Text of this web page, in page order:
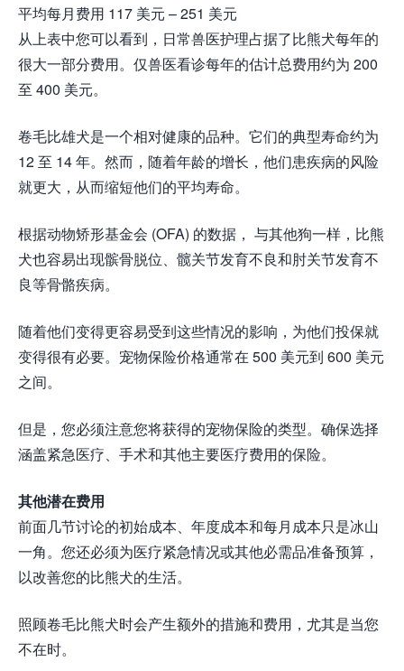
平均每月费用 117 美元 – 251 美元
从上表中您可以看到，日常兽医护理占据了比熊犬每年的
很大一部分费用。仅兽医看诊每年的估计总费用约为 200
至 400 美元。
卷毛比雄犬是一个相对健康的品种。它们的典型寿命约为
12 至 14 年。然而，随着年龄的增长，他们患疾病的风险
就更大，从而缩短他们的平均寿命。
根据动物矫形基金会 (OFA) 的数据， 与其他狗一样，比熊
犬也容易出现髌骨脱位、髋关节发育不良和肘关节发育不
良等骨骼疾病。
随着他们变得更容易受到这些情况的影响，为他们投保就
变得很有必要。宠物保险价格通常在 500 美元到 600 美元
之间。
但是，您必须注意您将获得的宠物保险的类型。确保选择
涵盖紧急医疗、手术和其他主要医疗费用的保险。
其他潜在费用
前面几节讨论的初始成本、年度成本和每月成本只是冰山
一角。您还必须为医疗紧急情况或其他必需品准备预算，
以改善您的比熊犬的生活。
照顾卷毛比熊犬时会产生额外的措施和费用，尤其是当您
不在时。